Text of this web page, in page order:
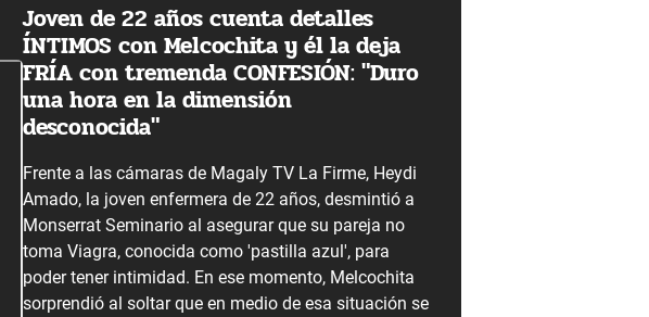
Joven de 22 años cuenta detalles
ÍNTIMOS con Melcochita y él la deja
FRÍA con tremenda CONFESIÓN: "Duro
una hora en la dimensión
desconocida"
Frente a las cámaras de Magaly TV La Firme, Heydi
Amado, la joven enfermera de 22 años, desmintió a
Monserrat Seminario al asegurar que su pareja no
toma Viagra, conocida como 'pastilla azul', para
poder tener intimidad. En ese momento, Melcochita
sorprendió al soltar que en medio de esa situación se